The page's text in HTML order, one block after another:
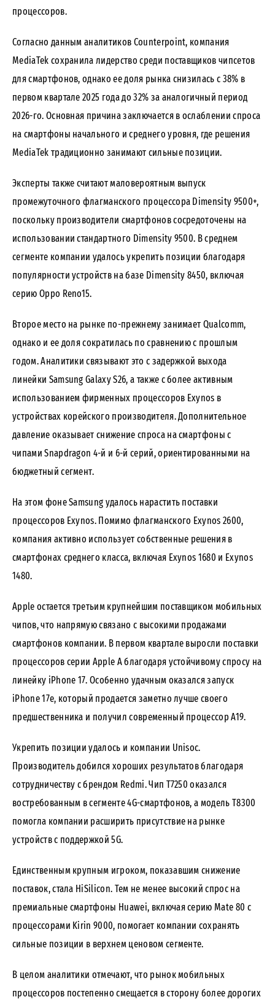
процессоров.
Согласно данным аналитиков Counterpoint, компания
MediaTek сохранила лидерство среди поставщиков чипсетов
для смартфонов, однако ее доля рынка снизилась с 38% в
первом квартале 2025 года до 32% за аналогичный период
2026-го. Основная причина заключается в ослаблении спроса
на смартфоны начального и среднего уровня, где решения
MediaTek традиционно занимают сильные позиции.
Эксперты также считают маловероятным выпуск
промежуточного флагманского процессора Dimensity 9500+,
поскольку производители смартфонов сосредоточены на
использовании стандартного Dimensity 9500. В среднем
сегменте компании удалось укрепить позиции благодаря
популярности устройств на базе Dimensity 8450, включая
серию Oppo Reno15.
Второе место на рынке по-прежнему занимает Qualcomm,
однако и ее доля сократилась по сравнению с прошлым
годом. Аналитики связывают это с задержкой выхода
линейки Samsung Galaxy S26, а также с более активным
использованием фирменных процессоров Exynos в
устройствах корейского производителя. Дополнительное
давление оказывает снижение спроса на смартфоны с
чипами Snapdragon 4-й и 6-й серий, ориентированными на
бюджетный сегмент.
На этом фоне Samsung удалось нарастить поставки
процессоров Exynos. Помимо флагманского Exynos 2600,
компания активно использует собственные решения в
смартфонах среднего класса, включая Exynos 1680 и Exynos
1480.
Apple остается третьим крупнейшим поставщиком мобильных
чипов, что напрямую связано с высокими продажами
смартфонов компании. В первом квартале выросли поставки
процессоров серии Apple A благодаря устойчивому спросу на
линейку iPhone 17. Особенно удачным оказался запуск
iPhone 17e, который продается заметно лучше своего
предшественника и получил современный процессор A19.
Укрепить позиции удалось и компании Unisoc.
Производитель добился хороших результатов благодаря
сотрудничеству с брендом Redmi. Чип T7250 оказался
востребованным в сегменте 4G-смартфонов, а модель T8300
помогла компании расширить присутствие на рынке
устройств с поддержкой 5G.
Единственным крупным игроком, показавшим снижение
поставок, стала HiSilicon. Тем не менее высокий спрос на
премиальные смартфоны Huawei, включая серию Mate 80 с
процессорами Kirin 9000, помогает компании сохранять
сильные позиции в верхнем ценовом сегменте.
В целом аналитики отмечают, что рынок мобильных
процессоров постепенно смещается в сторону более дорогих